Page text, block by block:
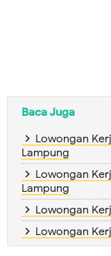
Baca Juga
Lowongan
Lampung
Lowongan
Lampung
Lowongan
Lowongan